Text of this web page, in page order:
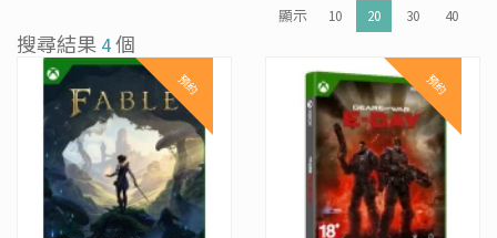
[27/03] 星際復活大冒險! 年度盤點清貨 & Mario Galaxy 復活祭
[16/02] 門市及網店新春特別營業時間通告
[19/01] 金馬賀歲 • 購物送福 | 新春購物優惠 (17/1- 3/3/2026）
[07/12] 24周年購物折第3彈: 聖誕新年優惠 (1-31 DEC 2025)
顯示 10 20 30 40
搜尋結果 4個
預約 預約